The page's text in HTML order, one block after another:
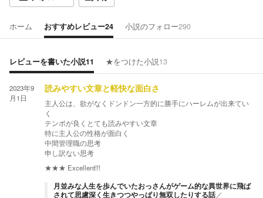
ホーム おすすめレビュー24 小説のフォロー290
レビューを書いた小説11 ★をつけた小説13
2023年9
月1日
読みやすい文章と軽快な面白さ
主人公は、欲がなくドンドン一方的に勝手にハーレムが出来てい
く
テンポが良くとても読みやすい文章
特に主人公の性格が面白く
中間管理職の思考
申し訳ない思考
★★★ Excellent!!!
月並みな人生を歩んでいたおっさんがゲーム的な異世界に飛ば
されて思慮深く生きつつやっぱり無双したりする話／